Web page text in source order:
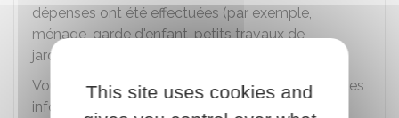
dépenses ont été effectuées (par exemple,
ménage, garde d'enfant, petits travaux de
jardinage).
Vous devez aussi indiquer, selon votre situation, les
informations suivantes :
This site uses cookies and